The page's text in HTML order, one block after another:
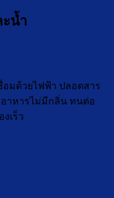
น้ำ
อมด้วยไฟฟ้า ปลอดสาร
าหารไม่มีกลิ่น ทนต่อ
เร็ว